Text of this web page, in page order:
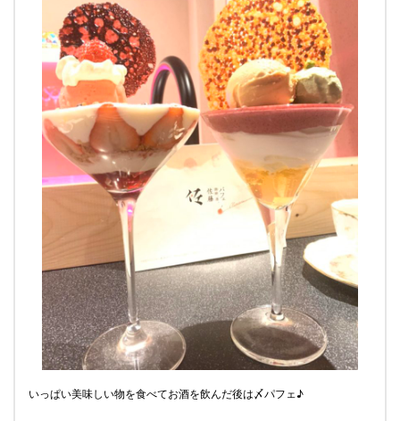
いっぱい美味しい物を食べてお酒を飲んだ後は〆パフェ♪